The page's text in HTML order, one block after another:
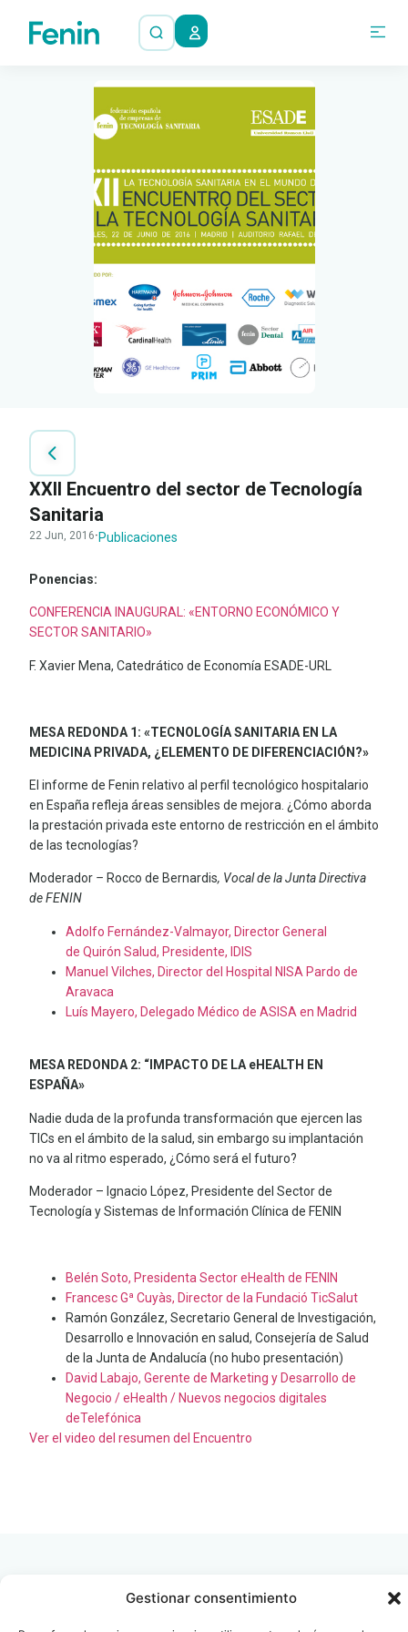
Gestionar consentimiento
XXII Encuentro del sector de Tecnología
Sanitaria
22 Jun, 2016· Publicaciones
Ponencias:
CONFERENCIA INAUGURAL: «ENTORNO ECONÓMICO Y
SECTOR SANITARIO»
F. Xavier Mena, Catedrático de Economía ESADE-URL
MESA REDONDA 1: «TECNOLOGÍA SANITARIA EN LA
MEDICINA PRIVADA, ¿ELEMENTO DE DIFERENCIACIÓN?»
El informe de Fenin relativo al perfil tecnológico hospitalario
en España refleja áreas sensibles de mejora. ¿Cómo aborda
la prestación privada este entorno de restricción en el ámbito
de las tecnologías?
Moderador – Rocco de Bernardis, Vocal de la Junta Directiva
de FENIN
Adolfo Fernández-Valmayor, Director General
de Quirón Salud, Presidente, IDIS
Manuel Vilches, Director del Hospital NISA Pardo de
Aravaca
Luís Mayero, Delegado Médico de ASISA en Madrid
MESA REDONDA 2: “IMPACTO DE LA eHEALTH EN
ESPAÑA»
Nadie duda de la profunda transformación que ejercen las
TICs en el ámbito de la salud, sin embargo su implantación
no va al ritmo esperado, ¿Cómo será el futuro?
Moderador – Ignacio López, Presidente del Sector de
Tecnología y Sistemas de Información Clínica de FENIN
Belén Soto, Presidenta Sector eHealth de FENIN
Francesc Gª Cuyàs, Director de la Fundació TicSalut
Ramón González, Secretario General de Investigación,
Desarrollo e Innovación en salud, Consejería de Salud
de la Junta de Andalucía (no hubo presentación)
David Labajo, Gerente de Marketing y Desarrollo de
Negocio / eHealth / Nuevos negocios digitales
deTelefónica
Ver el video del resumen del Encuentro